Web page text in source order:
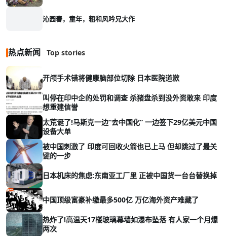
沁园春，童年，粗和风吟兄大作
热点新闻 Top stories
开颅手术错将健康脑部位切除 日本医院道歉
叫停在印中企的处罚和调查 杀猪盘杀到没外资敢来 印度
想重建信誉
太荒诞了!马斯克一边“去中国化” 一边签下29亿美元中国
设备大单
被中国刺激了 印度可回收火箭也已上马 但却跳过了最关
键的一步
日本机床的焦虑:东南亚工厂里 正被中国货一台台替换掉
中国顶级富豪补缴最多500亿 万亿海外资产难藏了
热炸了!高温天17楼玻璃幕墙如瀑布坠落 有人家一个月爆
两次